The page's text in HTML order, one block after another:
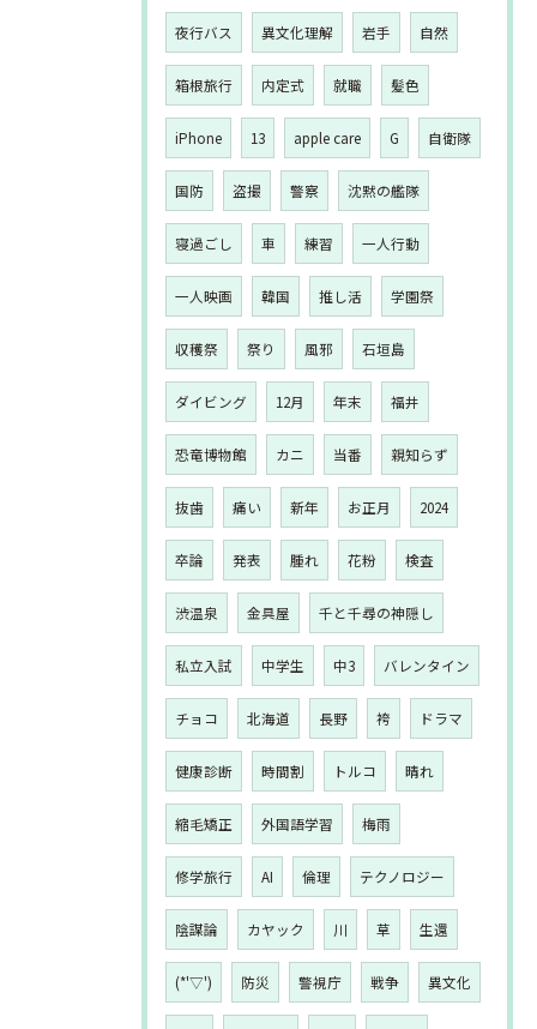
夜行バス 異文化理解 岩手 自然
箱根旅行 内定式 就職 髪色
iPhone 13 apple care G 自衛隊
国防 盗撮 警察 沈黙の艦隊
寝過ごし 車 練習 一人行動
一人映画 韓国 推し活 学園祭
収穫祭 祭り 風邪 石垣島
ダイビング 12月 年末 福井
恐竜博物館 カニ 当番 親知らず
抜歯 痛い 新年 お正月 2024
卒論 発表 腫れ 花粉 検査
渋温泉 金具屋 千と千尋の神隠し
私立入試 中学生 中3 バレンタイン
チョコ 北海道 長野 袴 ドラマ
健康診断 時間割 トルコ 晴れ
縮毛矯正 外国語学習 梅雨
修学旅行 AI 倫理 テクノロジー
陰謀論 カヤック 川 草 生還
(*'▽') 防災 警視庁 戦争 異文化